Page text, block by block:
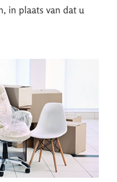
in plaats van dat u